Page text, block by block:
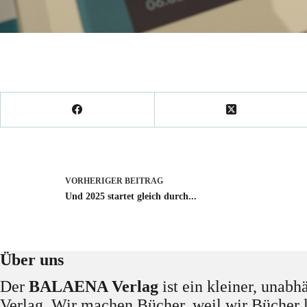
VORHERIGER BEITRAG
Und 2025 startet gleich durch...
Über uns
Der BALAENA Verlag ist ein kleiner,